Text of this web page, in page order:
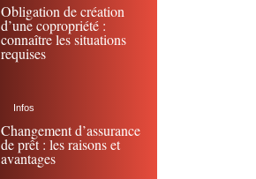
Obligation de création
d’une copropriété :
connaître les situations
requises
Infos
Changement d’assurance
de prêt : les raisons et
avantages